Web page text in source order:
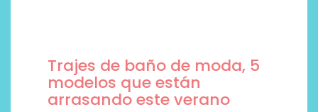
Trajes de baño de moda, 5
modelos que están
arrasando este verano